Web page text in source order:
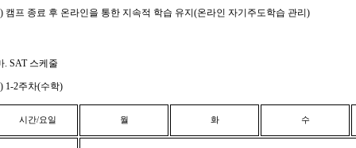
캠프 종료 후 온라인을 통한 지속적 학습 유지 (온라인 자기주도학습 관리 )
. SAT 스케줄
1-2주차(수학)
시간/요일 월 화 수